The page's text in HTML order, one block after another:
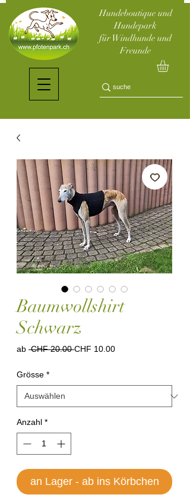
Hundeboutique und
Hundepark
für Windhunde und
Freunde
Baumwollshirt
Schwarz
ab CHF 20.00 Standardpreis
CHF 10.00Sale-
Grösse *
Anzahl *
an Lager - ab ins Körbchen